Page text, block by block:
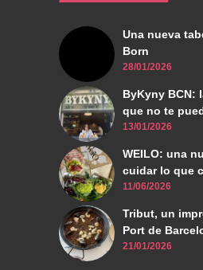
Una nueva
Born
28/01/2026
ByKyny BCN:
que no te
13/01/2026
WEILO: una
cuidar lo que
11/06/2026
Tribut, un
Port de
21/01/2026